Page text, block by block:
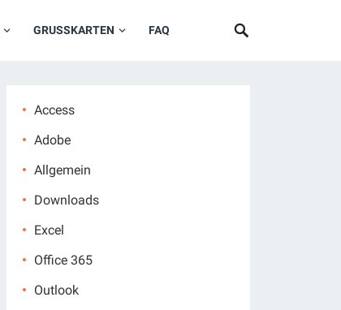
GRUSSKARTEN FAQ
Access
Adobe
Allgemein
Downloads
Excel
Office 365
Outlook